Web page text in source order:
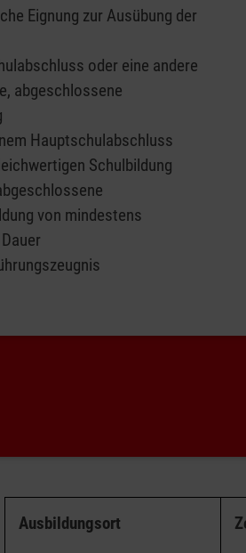
Eignung zur Ausübung der
oder eine andere
abgeschlossene
Hauptschulabschluss
Schulbildung
von mindestens
Ausbildungsort